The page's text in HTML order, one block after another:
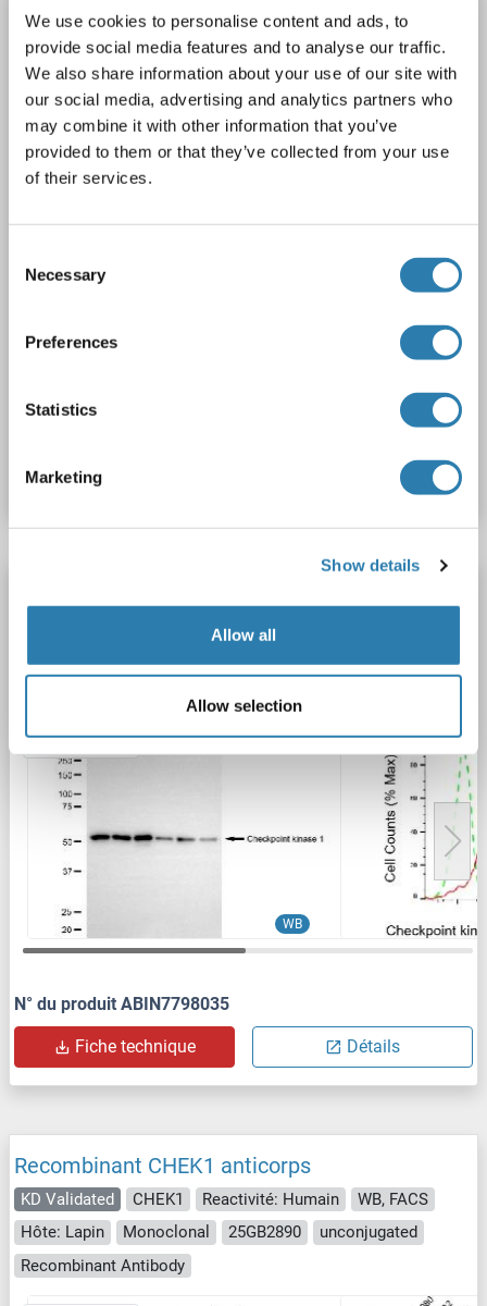
We use cookies to personalise content and ads, to
provide social media features and to analyse our traffic.
We also share information about your use of our site with
our social media, advertising and analytics partners who
may combine it with other information that you’ve
provided to them or that they’ve collected from your use
of their services.
Selection
Necessary
Preferences
Statistics
Marketing
Show details
Allow all
Allow selection
Recombinant CHEK1 anticorps (pSer280)
KD Validated CHEK1 Reactivité: Humain
WB, FACS
Hôte: Lapin
Monoclonal 25GB3390
unconjugated
Recombinant Antibody
3 images
Fiche technique
Reactivité: Humain
WB
3 images
N° du produit ABIN7798035
Fiche technique Détails
Recombinant CHEK1 anticorps
KD Validated CHEK1 Reactivité: Humain
WB, FACS
Hôte: Lapin
Monoclonal 25GB2890
unconjugated
Recombinant Antibody